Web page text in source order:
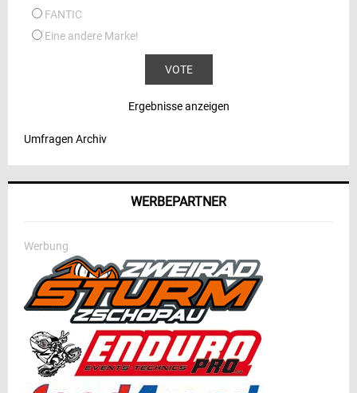
FANTIC
Eine andere Marke!
Ergebnisse anzeigen
Umfragen Archiv
WERBEPARTNER
Werbung